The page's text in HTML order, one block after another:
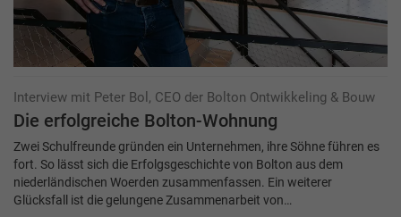
Interview mit Peter Bol, CEO der Bolton Ontwikkeling & Bouw
Die erfolgreiche Bolton-Wohnung
Zwei Schulfreunde gründen ein Unternehmen, ihre Söhne führen es
fort. So lässt sich die Erfolgsgeschichte von Bolton aus dem
niederländischen ­Woerden zusammenfassen. Ein weiterer
Glücksfall ist die gelungene Zusammenarbeit von…